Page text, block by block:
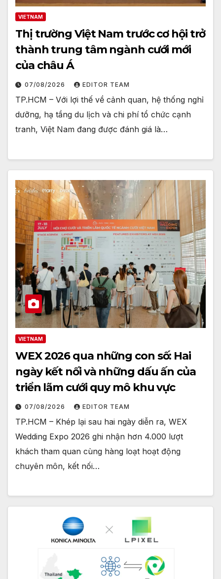
VIETNAM
Thị trường Việt Nam trước cơ hội trở
thành trung tâm ngành cưới mới
của châu Á
07/08/2026 EDITOR TEAM
TP.HCM – Với lợi thế về cảnh quan, hệ thống nghỉ
dưỡng, hạ tầng du lịch và chi phí tổ chức cạnh
tranh, Việt Nam đang được đánh giá là…
VIETNAM
WEX 2026 qua những con số: Hai
ngày kết nối và những dấu ấn của
triển lãm cưới quy mô khu vực
07/08/2026 EDITOR TEAM
TP.HCM – Khép lại sau hai ngày diễn ra, WEX
Wedding Expo 2026 ghi nhận hơn 4.000 lượt
khách tham quan cùng hàng loạt hoạt động
chuyên môn, kết nối…